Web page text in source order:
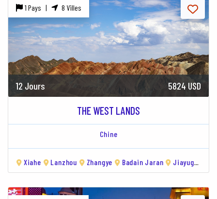
1 Pays | 8 Villes
12 Jours 5824 USD
THE WEST LANDS
Chine
Xiahe Lanzhou Zhangye Badain Jaran Jiayuguan